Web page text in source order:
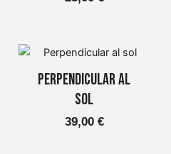
Perpendicular al
sol
39,00 €